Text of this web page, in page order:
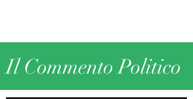
Il Commento Politico